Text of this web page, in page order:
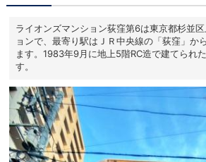
ライオンズマンション荻窪第6は東京都杉並
ョンで、最寄り駅はＪＲ中央線の「荻窪」か
ます。1983年9月に地上5階RC造で建てられ
す。